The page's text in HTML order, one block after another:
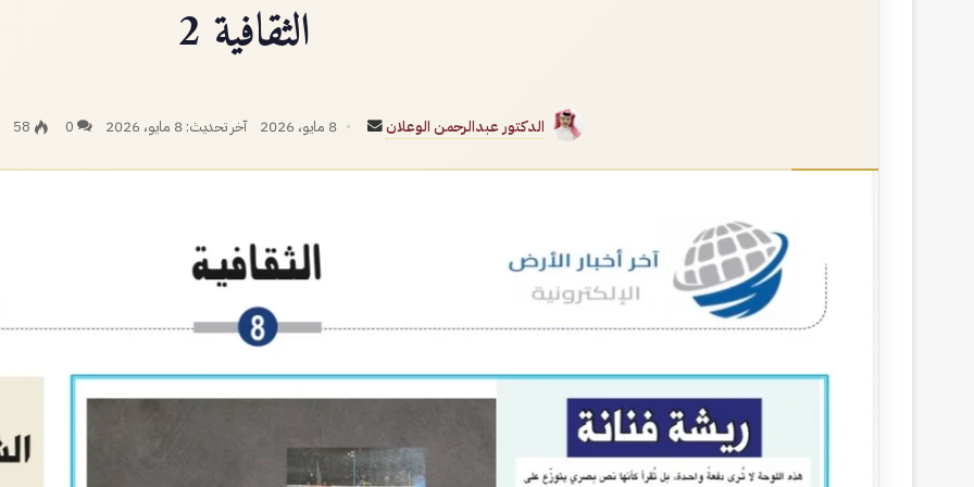
الثقافية 2
الدكتور عبدالرحمن الوعلان
أرسل
إلكترونيا
8 مايو، 2026 آخر تحديث: 8 مايو، 2026 0
58